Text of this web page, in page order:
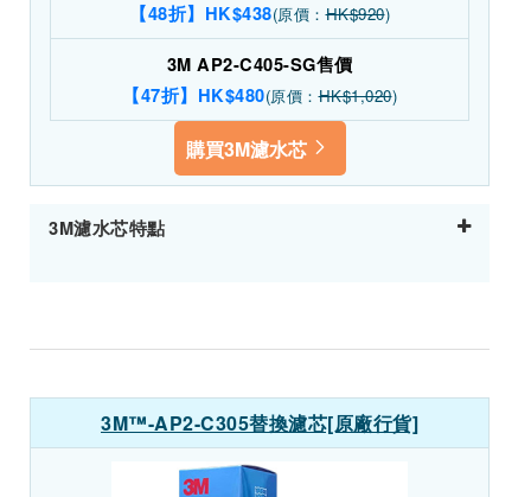
【48折】HK$438(原價：HK$920)
3M AP2-C405-SG售價
【47折】HK$480(原價：HK$1,020)
購買3M濾水芯
3M濾水芯特點
3M™-AP2-C305替換濾芯[原廠行貨]